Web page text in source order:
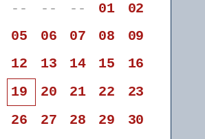
-- -- -- 01
02
05 06 07 08
09
12 13 14 15
16
19 20 21 22
23
26 27 28 29
30